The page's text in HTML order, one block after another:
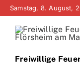
Zum
springen
Samstag, 8. August,
Freiwillige